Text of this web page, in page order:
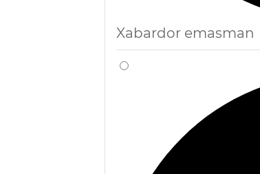
Xabardor emasman